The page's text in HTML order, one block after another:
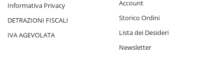
Informativa Privacy
DETRAZIONI FISCALI
IVA AGEVOLATA
Account
Storico Ordini
Lista dei Desideri
Newsletter